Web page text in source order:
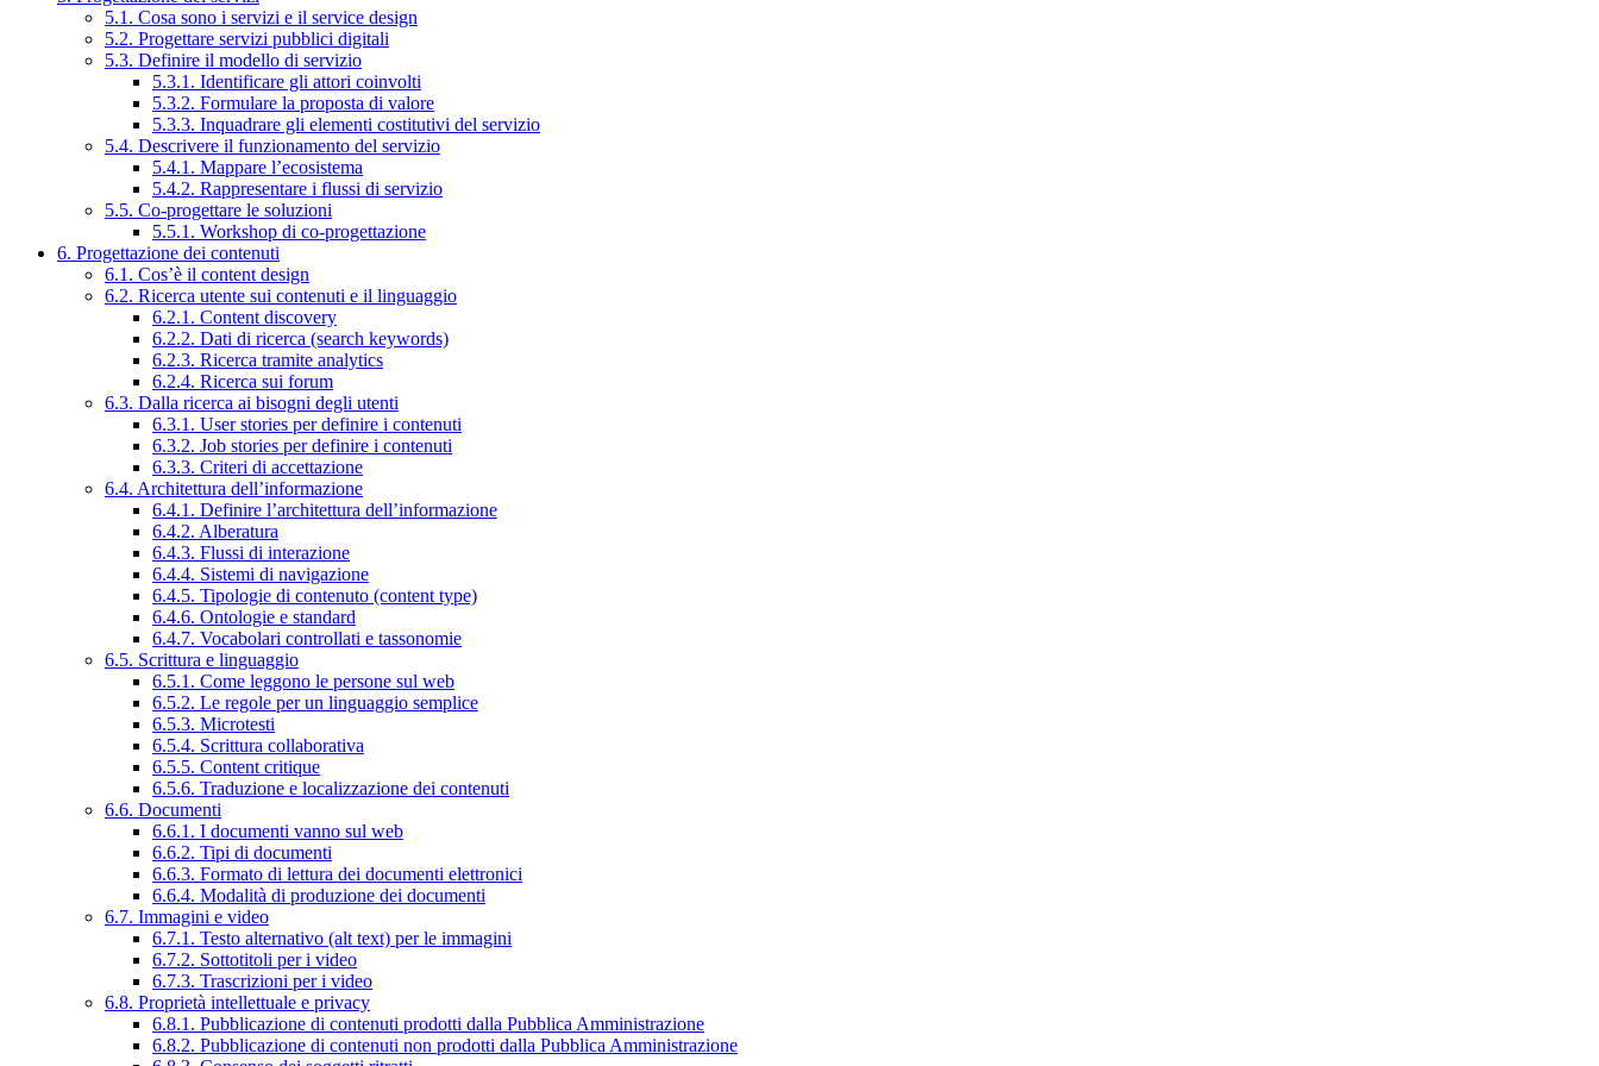
5.1. Cosa sono i servizi e il service design
5.2. Progettare servizi pubblici digitali
5.3. Definire il modello di servizio
5.3.1. Identificare gli attori coinvolti
5.3.2. Formulare la proposta di valore
5.3.3. Inquadrare gli elementi costitutivi del servizio
5.4. Descrivere il funzionamento del servizio
5.4.1. Mappare l’ecosistema
5.4.2. Rappresentare i flussi di servizio
5.5. Co-progettare le soluzioni
5.5.1. Workshop di co-progettazione
6. Progettazione dei contenuti
6.1. Cos’è il content design
6.2. Ricerca utente sui contenuti e il linguaggio
6.2.1. Content discovery
6.2.2. Dati di ricerca (search keywords)
6.2.3. Ricerca tramite analytics
6.2.4. Ricerca sui forum
6.3. Dalla ricerca ai bisogni degli utenti
6.3.1. User stories per definire i contenuti
6.3.2. Job stories per definire i contenuti
6.3.3. Criteri di accettazione
6.4. Architettura dell’informazione
6.4.1. Definire l’architettura dell’informazione
6.4.2. Alberatura
6.4.3. Flussi di interazione
6.4.4. Sistemi di navigazione
6.4.5. Tipologie di contenuto (content type)
6.4.6. Ontologie e standard
6.4.7. Vocabolari controllati e tassonomie
6.5. Scrittura e linguaggio
6.5.1. Come leggono le persone sul web
6.5.2. Le regole per un linguaggio semplice
6.5.3. Microtesti
6.5.4. Scrittura collaborativa
6.5.5. Content critique
6.5.6. Traduzione e localizzazione dei contenuti
6.6. Documenti
6.6.1. I documenti vanno sul web
6.6.2. Tipi di documenti
6.6.3. Formato di lettura dei documenti elettronici
6.6.4. Modalità di produzione dei documenti
6.7. Immagini e video
6.7.1. Testo alternativo (alt text) per le immagini
6.7.2. Sottotitoli per i video
6.7.3. Trascrizioni per i video
6.8. Proprietà intellettuale e privacy
6.8.1. Pubblicazione di contenuti prodotti dalla Pubblica Amministrazione
6.8.2. Pubblicazione di contenuti non prodotti dalla Pubblica Amministrazione